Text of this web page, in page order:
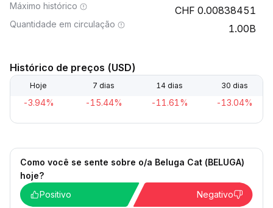
Máximo histórico 0.00838451
Quantidade em circulação 1.00B
Histórico de preços (USD)
Hoje 7 dias 14 dias 30 dias
-3.94% -15.44% -11.61% -13.04%
Como você se sente sobre o/a Beluga Cat (BELUGA)
hoje?
Positivo
Negativo